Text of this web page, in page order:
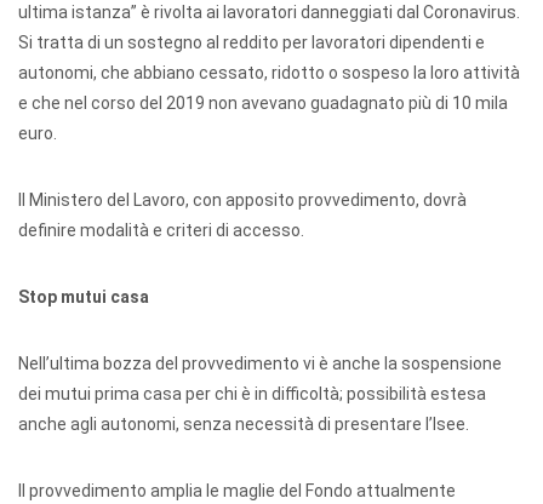
ultima istanza” è rivolta ai lavoratori danneggiati dal Coronavirus.
Si tratta di un sostegno al reddito per lavoratori dipendenti e
autonomi, che abbiano cessato, ridotto o sospeso la loro attività
e che nel corso del 2019 non avevano guadagnato più di 10 mila
euro.
Il Ministero del Lavoro, con apposito provvedimento, dovrà
definire modalità e criteri di accesso.
Stop mutui casa
Nell’ultima bozza del provvedimento vi è anche la sospensione
dei mutui prima casa per chi è in difficoltà; possibilità estesa
anche agli autonomi, senza necessità di presentare l’Isee.
Il provvedimento amplia le maglie del Fondo attualmente